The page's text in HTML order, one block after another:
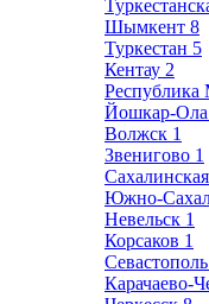
Шымкент 8
Туркестан 5
Кентау 2
Йошкар-Ола
Волжск 1
Звенигово 1
Южно-
Невельск 1
Корсаков 1
Севастополь
Карачаево-